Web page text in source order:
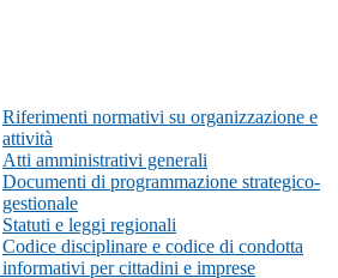
Riferimenti normativi su organizzazione e
attività
Atti amministrativi generali
Documenti di programmazione strategico-
gestionale
Statuti e leggi regionali
Codice disciplinare e codice di condotta
per cittadini e imprese